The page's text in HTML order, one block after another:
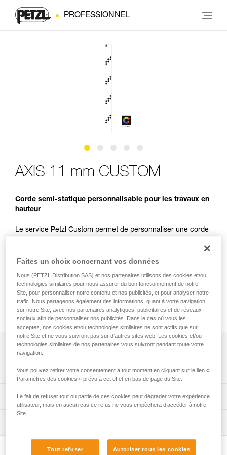
PROFESSIONNEL
AXIS 11 mm CUSTOM
Corde semi-statique personnalisable pour les travaux en
hauteur
Le service Petzl Custom permet de personnaliser une corde
jusqu'à 700 mètres et la possibilité d'ajouter une terminaison
cousue manufacturée à l’une ou aux deux extrémités. Les
personnalisés par une étiquette avec gaine
thermorétractable ou par un embout rigide marqué au laser.
La corde AXIS 11 mm CUSTOM est conditionnée
individuellement pour une solution prête à l'emploi.
Descriptif
Choix de la couleur de la corde : blanc, jaune, noir, bleu,
rouge ou orange.
commander une corde à la longueur souhaitée au mètre
près, entre 2 et 700 mètres.
Spécifications techniques
Matière(s): polyester, polyamide
Informations techniques
Notice
Déclaration de conformité
Télécharger le pdf UKCA-Declaration-R074YAXX-AXIS
Procédure de vérification EPI
Télécharger le pdf verif-EPI-cordes-procedure-FR
Faites un choix concernant vos données
Nous (PETZL Distribution SAS) et nos partenaires utilisons des cookies et/ou
technologies similaires pour nous assurer du bon fonctionnement de notre
Site, pour personnaliser notre contenu et nos publicités, et pour analyser notre
trafic. Nous partageons également des informations, quant à votre navigation
sur notre Site, avec nos partenaires analytiques, publicitaires et de réseaux
sociaux afin de personnaliser nos publicités. Dans le cas où vous les
acceptez, nos cookies et/ou technologies similaires ne sont actifs que sur
notre Site et ne vous suivront pas sur d’autres sites web. Les cookies et/ou
technologies similaires de nos partenaires vous suivront pendant toute votre
navigation.
Vous pouvez retirer votre consentement à tout moment en cliquant sur le lien «
Paramètres des cookies » prévu à cet effet en bas de page du Site.
Le fait de refuser tout ou partie de ces cookies peut dégrader votre expérience
utilisateur, mais en aucun cas ce refus ne vous empêchera d’accéder à notre
Site.
Tout refuser Autoriser tous les cookies